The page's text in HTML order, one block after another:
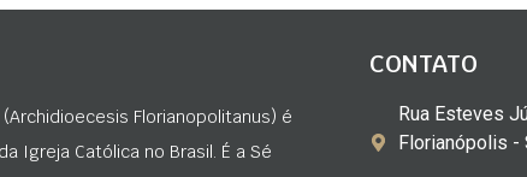
Florianopolitanus) é
Igreja Católica no Brasil. É a Sé
CONTATO
Rua Esteves
Florianópolis -